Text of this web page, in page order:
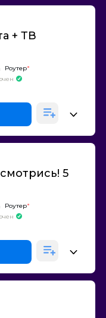
+ ТВ
Роутер*
5
Роутер*